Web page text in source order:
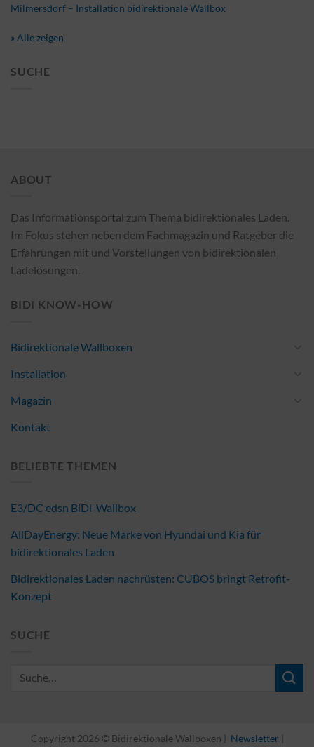
Milmersdorf – Installation bidirektionale Wallbox
» Alle zeigen
SUCHE
ABOUT
Das Informationsportal zum Thema bidirektionales Laden.
Im Fokus stehen neben dem Fachmagazin und Ratgeber die
Erfahrungen mit und Vorstellungen von bidirektionalen
Ladelösungen.
BIDI KNOW-HOW
Bidirektionale Wallboxen
Installation
Magazin
Kontakt
BELIEBTE THEMEN
E3/DC edsn BiDi-Wallbox
AllDayEnergy: Neue Marke von Hyundai und Kia für
bidirektionales Laden
Bidirektionales Laden nachrüsten: CUBOS bringt Retrofit-
Konzept
SUCHE
Copyright 2026 © Bidirektionale Wallboxen | Newsletter